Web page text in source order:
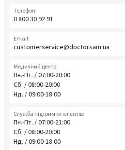
Телефон:
0 800 30 92 91
Email:
customerservice@doctorsam.ua
Медичний центр:
Пн.-Пт. / 07:00-20:00
Сб. / 08:00-20:00
Нд. / 09:00-18:00
Служба підтримки клієнтів:
Пн.-Пт. / 07:00-21:00
Сб. / 08:00-20:00
Нд. / 09:00-18:00